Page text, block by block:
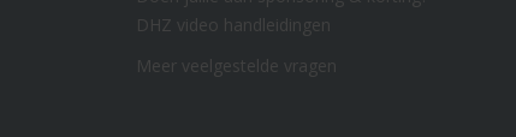
DHZ video handleidingen
Meer veelgestelde vragen